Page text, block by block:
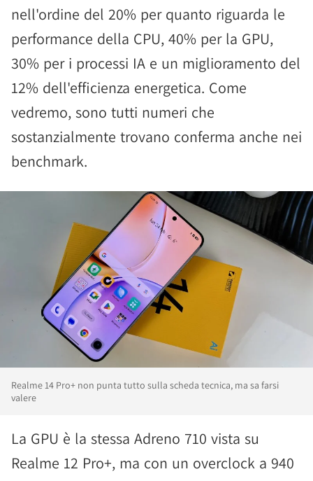
nell'ordine del 20% per quanto riguarda le
performance della CPU, 40% per la GPU,
30% per i processi IA e un miglioramento del
12% dell'efficienza energetica. Come
vedremo, sono tutti numeri che
sostanzialmente trovano conferma anche nei
benchmark.
Realme 14 Pro+ non punta tutto sulla scheda tecnica, ma sa farsi
valere
La GPU è la stessa Adreno 710 vista su
Realme 12 Pro+, ma con un overclock a 940